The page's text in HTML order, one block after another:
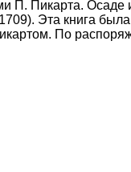
П. Пикарта. Осаде
Эта книга
По